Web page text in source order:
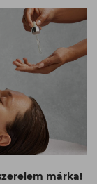
márka!